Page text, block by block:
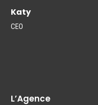
Katy
CEO
L’Agence